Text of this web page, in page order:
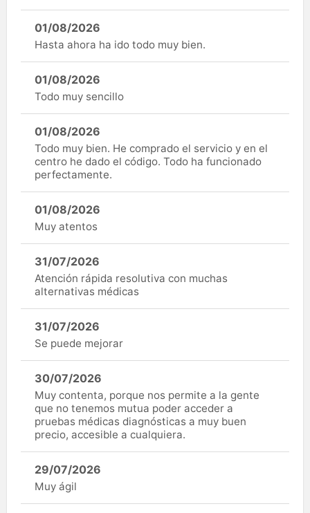
01/08/2026
Hasta ahora ha ido todo muy bien.
01/08/2026
Todo muy sencillo
01/08/2026
Todo muy bien. He comprado el servicio y en el
centro he dado el código. Todo ha funcionado
perfectamente.
01/08/2026
Muy atentos
31/07/2026
Atención rápida resolutiva con muchas
alternativas médicas
31/07/2026
Se puede mejorar
30/07/2026
Muy contenta, porque nos permite a la gente
que no tenemos mutua poder acceder a
pruebas médicas diagnósticas a muy buen
precio, accesible a cualquiera.
29/07/2026
Muy ágil